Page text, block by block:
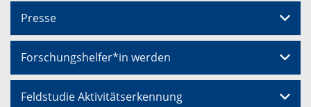
Presse
Forschungshelfer*in werden
Feldstudie Aktivitätserkennung